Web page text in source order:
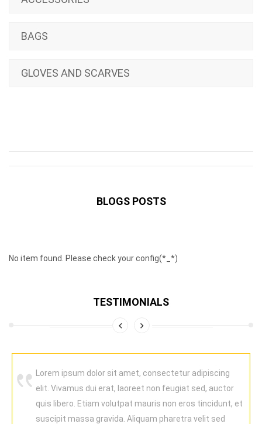
BAGS
GLOVES AND SCARVES
BLOGS POSTS
No item found. Please check your config(*_*)
TESTIMONIALS
Lorem ipsum dolor sit amet, consectetur adipiscing
elit. Vivamus dui erat, laoreet non feugiat sed, auctor
quis libero. Etiam volutpat mauris non eros tincidunt, et
suscipit massa gravida. Aliquam pharetra velit sed